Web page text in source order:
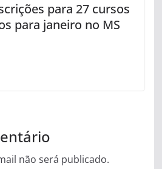
para 27 cursos
para janeiro no MS
não será publicado.